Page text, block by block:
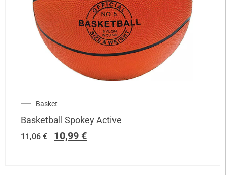
Basket
Basketball Spokey Active
11,06€ 10,99 €